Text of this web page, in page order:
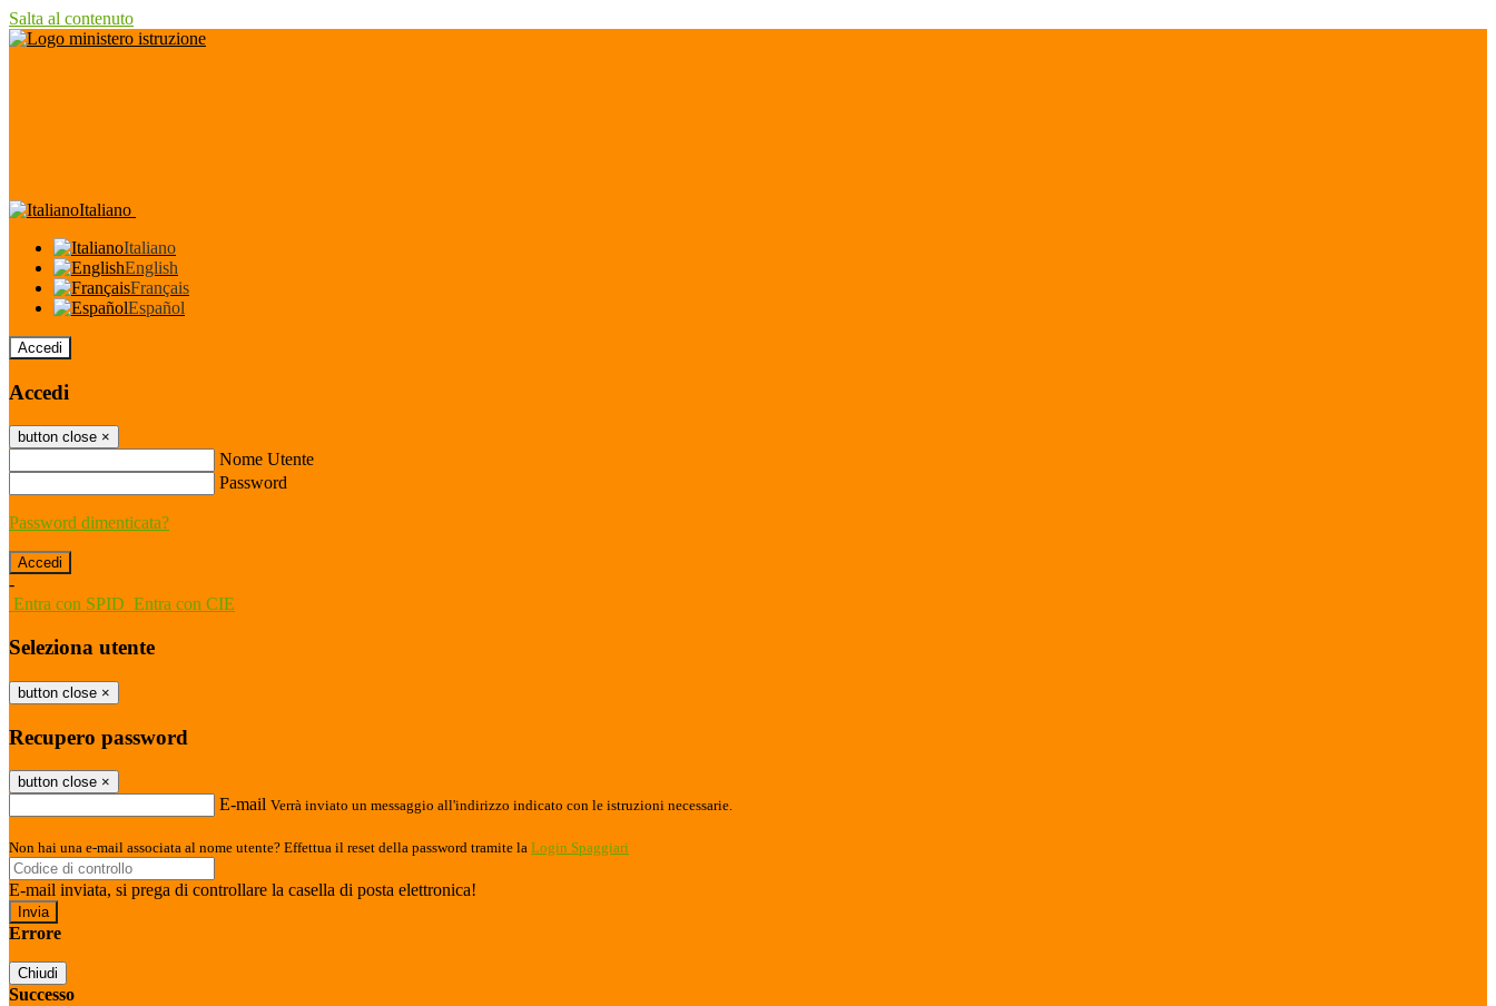
Salta al contenuto
Italiano
Italiano
English
Français
Español
Accedi
Accedi
button close ×
Nome Utente
Password
Password dimenticata?
-
Entra con SPID Entra con CIE
Seleziona utente
button close ×
Recupero password
button close ×
E-mail Verrà inviato un messaggio all'indirizzo indicato con le istruzioni necessarie.
Non hai una e-mail associata al nome utente? Effettua il reset della password tramite la Login Spaggiari
E-mail inviata, si prega di controllare la casella di posta elettronica!
Errore
Chiudi
Successo